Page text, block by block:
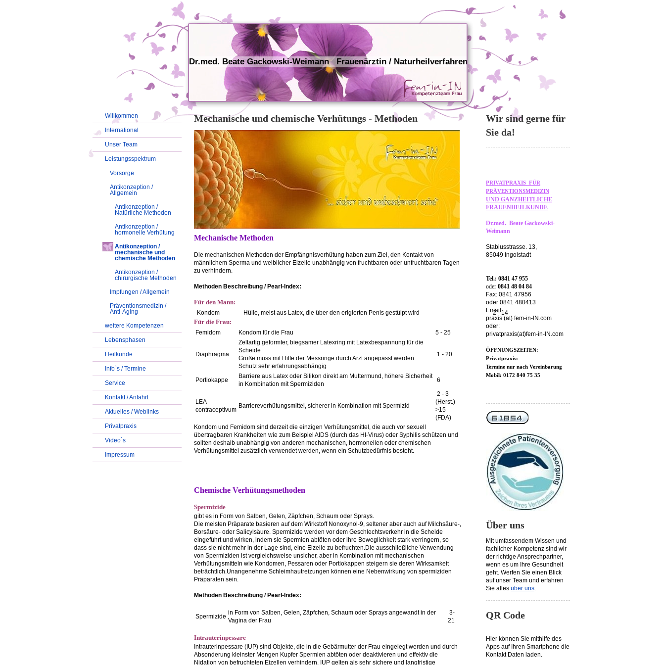
Dr.med. Beate Gackowski-Weimann Frauenärztin / Naturheilverfahren
Willkommen
International
Unser Team
Leistungsspektrum
Vorsorge
Antikonzeption /
Allgemein
Antikonzeption /
Natürliche Methoden
Antikonzeption /
hormonelle Verhütung
Antikonzeption /
mechanische und
chemische Methoden
Antikonzeption /
chirurgische Methoden
Impfungen / Allgemein
Präventionsmedizin /
Anti-Aging
weitere Kompetenzen
Lebensphasen
Heilkunde
Info`s / Termine
Service
Kontakt / Anfahrt
Aktuelles / Weblinks
Privatpraxis
Video`s
Impressum
Mechanische und chemische Verhütungs - Methoden
Mechanische Methoden
Die mechanischen Methoden der Empfängnisverhütung haben zum Ziel, den Kontakt von
männlichem Sperma und weiblicher Eizelle unabhängig von fruchtbaren oder unfruchtbaren Tagen
zu verhindern.
Methoden Beschreibung / Pearl-Index:
Für den Mann:
Kondom Hülle, meist aus Latex, die über den erigierten Penis gestülpt wird 2 - 14
Für die Frau:
Femidom Kondom für die Frau 5 - 25
Diaphragma
Zeltartig geformter, biegsamer Latexring mit Latexbespannung für die
Scheide
Größe muss mit Hilfe der Messringe durch Arzt angepasst werden
Schutz sehr erfahrungsabhängig
1 - 20
Portiokappe
Barriere aus Latex oder Silikon direkt am Muttermund, höhere Sicherheit
in Kombination mit Spermiziden
6
LEA
contraceptivum
Barriereverhütungsmittel, sicherer in Kombination mit Spermizid
2 - 3
(Herst.)
>15
(FDA)
Kondom und Femidom sind derzeit die einzigen Verhütungsmittel, die auch vor sexuell
übertragbaren Krankheiten wie zum Beispiel AIDS (durch das HI-Virus) oder Syphilis schützen und
sollten deshalb unabhängig von anderen mechanischen, hormonellen oder chemischen
Verhütungsmittel zusätzlich verwendet werden, wenn ein Schutzbedürfnis besteht.
Chemische Verhütungsmethoden
Spermizide
gibt es in Form von Salben, Gelen, Zäpfchen, Schaum oder Sprays.
Die meisten Präparate basieren auf dem Wirkstoff Nonoxynol-9, seltener aber auch auf Milchsäure-,
Borsäure- oder Salicylsäure. Spermizide werden vor dem Geschlechtsverkehr in die Scheide
eingeführt und wirken, indem sie Spermien abtöten oder ihre Beweglichkeit stark verringern, so
dass sie nicht mehr in der Lage sind, eine Eizelle zu befruchten.Die ausschließliche Verwendung
von Spermiziden ist vergleichsweise unsicher, aber in Kombination mit mechanischen
Verhütungsmitteln wie Kondomen, Pessaren oder Portiokappen steigern sie deren Wirksamkeit
beträchtlich.Unangenehme Schleimhautreizungen können eine Nebenwirkung von spermiziden
Präparaten sein.
Methoden Beschreibung / Pearl-Index:
Spermizide
in Form von Salben, Gelen, Zäpfchen, Schaum oder Sprays angewandt in der
Vagina der Frau
3-
21
Intrauterinpessare
Intrauterinpessare (IUP) sind Objekte, die in die Gebärmutter der Frau eingelegt werden und durch
Absonderung kleinster Mengen Kupfer Spermien abtöten oder deaktivieren und effektiv die
Nidation von befruchteten Eizellen verhindern. IUP gelten als sehr sichere und langfristige
Wir sind gerne für
Sie da!
PRIVATPRAXIS FÜR
PRÄVENTIONSMEDIZIN
UND GANZHEITLICHE
FRAUENHEILKUNDE
Dr.med. Beate Gackowski-
Weimann
Stabiusstrasse. 13,
85049 Ingolstadt
Tel.: 0841 47 955
oder 0841 48 04 84
Fax: 0841 47956
oder 0841 480413
Email:
praxis (at) fem-in-IN.com
oder:
privatpraxis(at)fem-in-IN.com
ÖFFNUNGSZEITEN:
Privatpraxis:
Termine nur nach Vereinbarung
Mobil: 0172 840 75 35
Über uns
Mit umfassendem Wissen und
fachlicher Kompetenz sind wir
der richtige Ansprechpartner,
wenn es um Ihre Gesundheit
geht. Werfen Sie einen Blick
auf unser Team und erfahren
Sie alles über uns.
QR Code
Hier können Sie mithilfe des
Apps auf Ihren Smartphone die
Kontakt Daten laden.